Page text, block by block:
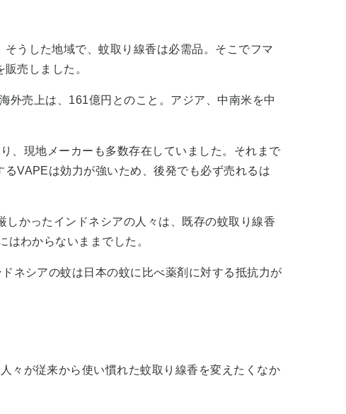
うした地域で、蚊取り線香は必需品。そこでフマ
売しました。
売上は、161億円とのこと。アジア、中南米を中
、現地メーカーも多数存在していました。それまで
VAPEは効力が強いため、後発でも必ず売れるは
かったインドネシアの人々は、既存の蚊取り線香
わからないままでした。
ネシアの蚊は日本の蚊に比べ薬剤に対する抵抗力が
々が従来から使い慣れた蚊取り線香を変えたくなか